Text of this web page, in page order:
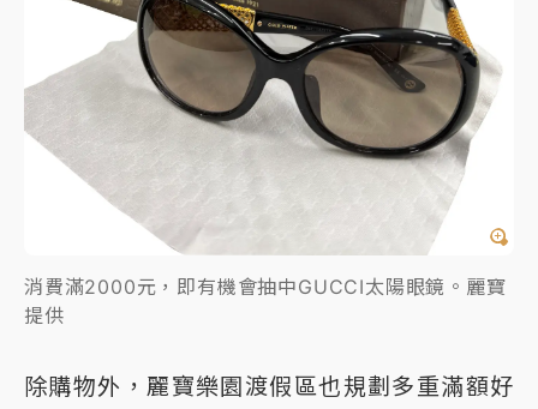
消費滿2000元，即有機會抽中GUCCI太陽眼鏡。麗寶
提供
除購物外，麗寶樂園渡假區也規劃多重滿額好